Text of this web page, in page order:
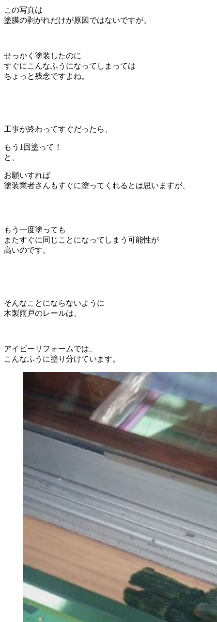
この写真は
塗膜の剥がれだけが原因ではないですが、
せっかく塗装したのに
すぐにこんなふうになってしまっては
ちょっと残念ですよね。
工事が終わってすぐだったら、
もう1回塗って！
と、
お願いすれば
塗装業者さんもすぐに塗ってくれるとは思いますが、
もう一度塗っても
またすぐに同じことになってしまう可能性が
高いのです。
そんなことにならないように
木製雨戸のレールは、
アイビーリフォームでは、
こんなふうに塗り分けています。